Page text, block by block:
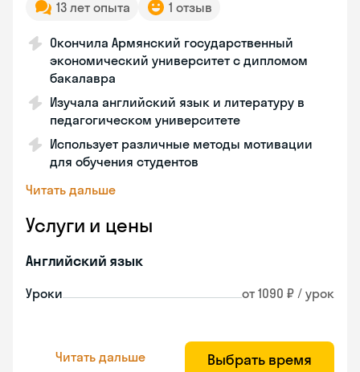
13 лет опыта
1 отзыв
Окончила Армянский государственный
экономический университет с дипломом
бакалавра
Изучала английский язык и литературу в
педагогическом университете
Использует различные методы мотивации
для обучения студентов
Читать дальше
Услуги и цены
Английский язык
Уроки от 1090 ₽ / урок
Читать дальше Выбрать время